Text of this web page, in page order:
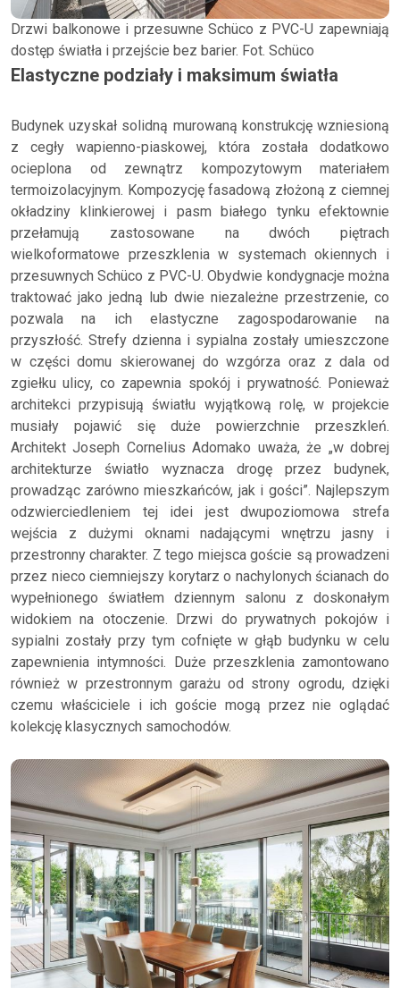
Drzwi balkonowe i przesuwne Schüco z PVC-U zapewniają
dostęp światła i przejście bez barier. Fot. Schüco
Elastyczne podziały i maksimum światła
Budynek uzyskał solidną murowaną konstrukcję wzniesioną
z cegły wapienno-piaskowej, która została dodatkowo
ocieplona od zewnątrz kompozytowym materiałem
termoizolacyjnym. Kompozycję fasadową złożoną z ciemnej
okładziny klinkierowej i pasm białego tynku efektownie
przełamują zastosowane na dwóch piętrach
wielkoformatowe przeszklenia w systemach okiennych i
przesuwnych Schüco z PVC-U. Obydwie kondygnacje można
traktować jako jedną lub dwie niezależne przestrzenie, co
pozwala na ich elastyczne zagospodarowanie na
przyszłość. Strefy dzienna i sypialna zostały umieszczone
w części domu skierowanej do wzgórza oraz z dala od
zgiełku ulicy, co zapewnia spokój i prywatność. Ponieważ
architekci przypisują światłu wyjątkową rolę, w projekcie
musiały pojawić się duże powierzchnie przeszkleń.
Architekt Joseph Cornelius Adomako uważa, że „w dobrej
architekturze światło wyznacza drogę przez budynek,
prowadząc zarówno mieszkańców, jak i gości”. Najlepszym
odzwierciedleniem tej idei jest dwupoziomowa strefa
wejścia z dużymi oknami nadającymi wnętrzu jasny i
przestronny charakter. Z tego miejsca goście są prowadzeni
przez nieco ciemniejszy korytarz o nachylonych ścianach do
wypełnionego światłem dziennym salonu z doskonałym
widokiem na otoczenie. Drzwi do prywatnych pokojów i
sypialni zostały przy tym cofnięte w głąb budynku w celu
zapewnienia intymności. Duże przeszklenia zamontowano
również w przestronnym garażu od strony ogrodu, dzięki
czemu właściciele i ich goście mogą przez nie oglądać
kolekcję klasycznych samochodów.